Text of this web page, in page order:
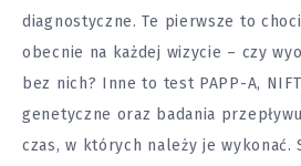
diagnostyczne. Te pierwsze to
obecnie na każdej wizycie – czy
bez nich? Inne to test PAPP-A,
genetyczne oraz badania
czas, w których należy je wykonać.